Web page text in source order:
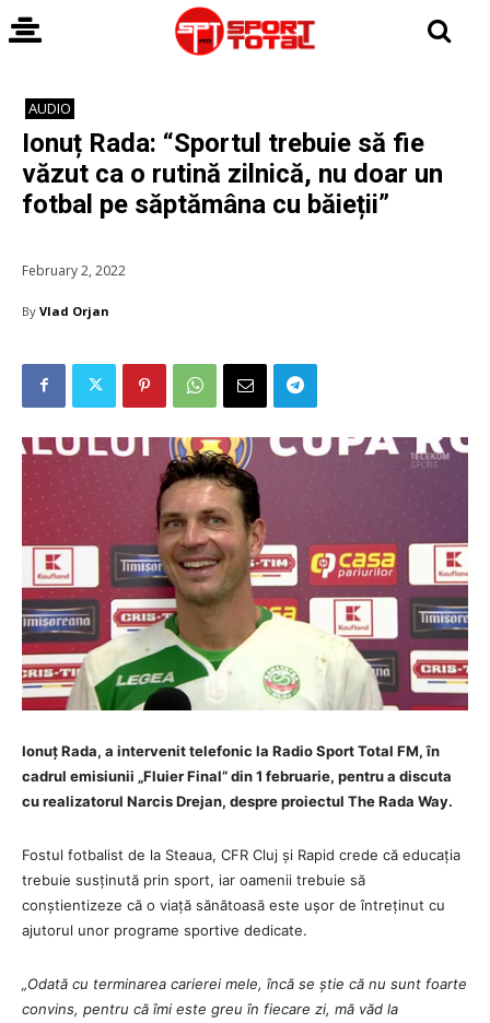
AUDIO
Ionuț Rada: “Sportul trebuie să fie
văzut ca o rutină zilnică, nu doar un
fotbal pe săptămâna cu băieții”
February 2, 2022
By Vlad Orjan
Ionuț Rada, a intervenit telefonic la Radio Sport Total FM, în
cadrul emisiunii „Fluier Final” din 1 februarie, pentru a discuta
cu realizatorul Narcis Drejan, despre proiectul The Rada Way.
Fostul fotbalist de la Steaua, CFR Cluj și Rapid crede că educația
trebuie susținută prin sport, iar oamenii trebuie să
conștientizeze că o viață sănătoasă este ușor de întreținut cu
ajutorul unor programe sportive dedicate.
„Odată cu terminarea carierei mele, încă se știe că nu sunt foarte
convins, pentru că îmi este greu în fiecare zi, mă văd la